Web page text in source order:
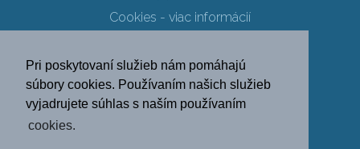
Pri poskytovaní služieb nám pomáhajú
súbory cookies. Používaním našich služieb
vyjadrujete súhlas s naším používaním
cookies.
Cookies - viac informácií
Ochrana osobných údajov
SK EN DE
PL